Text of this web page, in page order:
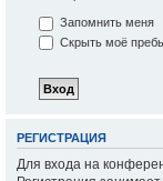
Запомнить меня
Скрыть моё
РЕГИСТРАЦИЯ
Для входа на